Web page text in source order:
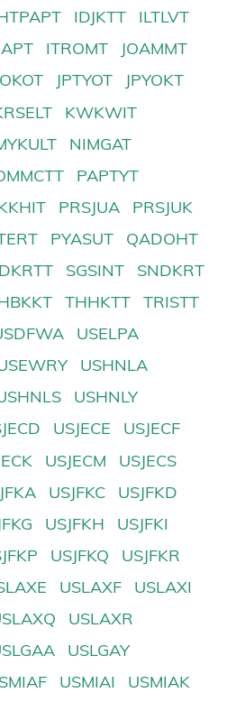
IDJKTT
ILTLVT
ITROMT
JOAMMT
JPTYOT
JPYOKT
KWKWIT
NIMGAT
PAPTYT
PRSJUA
PRSJUK
PYASUT
QADOHT
SGSINT
SNDKRT
THHKTT
TRISTT
USELPA
USHNLA
USHNLY
USJECE
USJECF
USJECM
USJECS
USJFKC
USJFKD
USJFKH
USJFKI
USJFKQ
USJFKR
USLAXF
USLAXI
USLAXR
USLGAY
USMIAI
USMIAK